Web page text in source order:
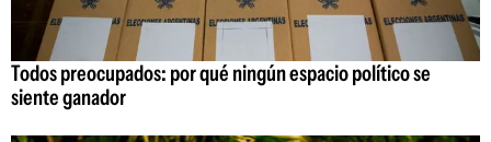
Todos preocupados: por qué ningún espacio político se
siente ganador